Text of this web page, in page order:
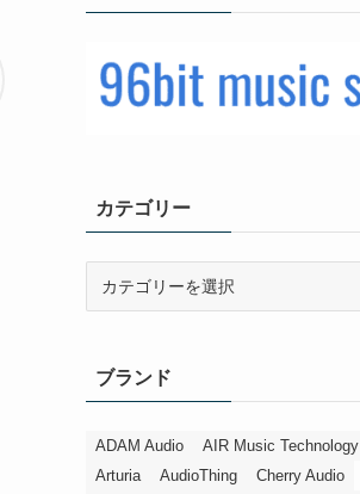
カテゴリー
ーブランド
ADAM Audio AIR Music Technology
Arturia
AudioThing
Cherry Audio